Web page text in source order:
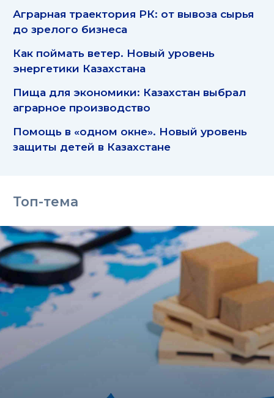
Аграрная траектория РК: от вывоза сырья
до зрелого бизнеса
Как поймать ветер. Новый уровень
энергетики Казахстана
Пища для экономики: Казахстан выбрал
аграрное производство
Помощь в «одном окне». Новый уровень
защиты детей в Казахстане
Топ-тема